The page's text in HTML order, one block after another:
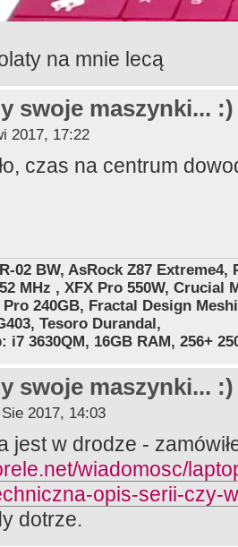
na mnie lecą
swoje maszynki... :)
2017, 17:22
czas na centrum
02 BW, AsRock Z87
MHz , XFX Pro 550W, Crucial
240GB, Fractal Design
Tesoro Durandal,
i7 3630QM, 16GB RAM, 256+
swoje maszynki... :)
2017, 14:03
jest w drodze -
wiadomosc/
opis-serii-czy-
dotrze.